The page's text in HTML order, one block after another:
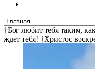
†Бог любит тебя таким,
ждет тебя! †Христос